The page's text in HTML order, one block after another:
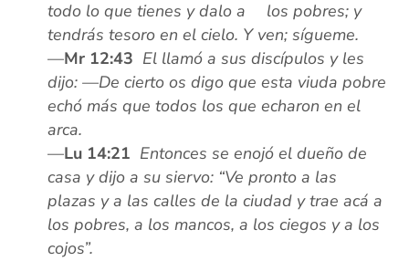
todo lo que tienes y dalo a
los pobres; y
tendrás tesoro en el cielo. Y ven; sígueme.
—Mr 12:43 El llamó a sus discípulos y les
dijo: —De cierto os digo que esta viuda pobre
echó más que todos los que echaron en el
arca.
—Lu 14:21 Entonces se enojó el dueño de
casa y dijo a su siervo: “Ve pronto a las
plazas y a las calles de la ciudad y trae acá a
los pobres, a los mancos, a los ciegos y a los
cojos”.